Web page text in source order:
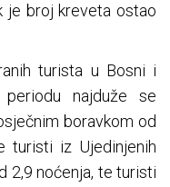
je broj kreveta ostao
turista u Bosni i
periodu najduže se
boravkom od
turisti iz Ujedinjenih
2,9 noćenja, te turisti